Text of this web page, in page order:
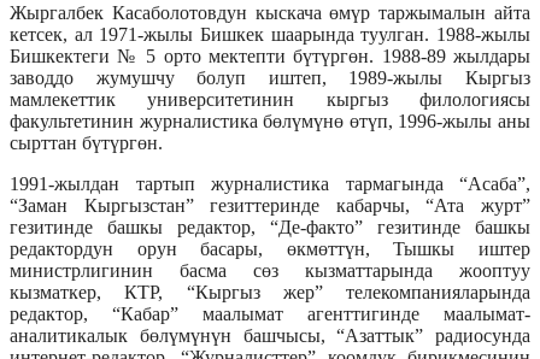
Жыргалбек Касаболотовдун кыскача өмүр таржымалын айта
кетсек, ал 1971-жылы Бишкек шаарында туулган. 1988-жылы
Бишкектеги № 5 орто мектепти бүтүргөн. 1988-89 жылдары
заводдо жумушчу болуп иштеп, 1989-жылы Кыргыз
мамлекеттик университетинин кыргыз филологиясы
факультетинин журналистика бөлүмүнө өтүп, 1996-жылы аны
сырттан бүтүргөн.
1991-жылдан тартып журналистика тармагында “Асаба”,
“Заман Кыргызстан” гезиттеринде кабарчы, “Ата журт”
гезитинде башкы редактор, “Де-факто” гезитинде башкы
редактордун орун басары, өкмөттүн, Тышкы иштер
министрлигинин басма сөз кызматтарында жооптуу
кызматкер, КТР, “Кыргыз жер” телекомпанияларында
редактор, “Кабар” маалымат агенттигинде маалымат-
аналитикалык бөлүмүнүн башчысы, “Азаттык” радиосунда